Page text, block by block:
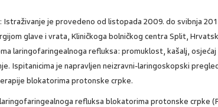
: Istraživanje je provedeno od listopada 2009. do svibnja
glave i vrata, Kliničkoga bolničkog centra Split,
laringofaringealnoga refluksa: promuklost, kašalj, osjećaj
Ispitanicima je napravljen neizravni-laringoskopski
blokatorima protonske crpke.
laringofaringealnoga refluksa blokatorima protonske crpke